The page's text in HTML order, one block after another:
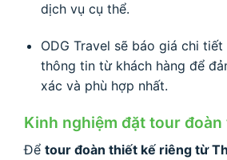
dịch vụ cụ thể.
ODG Travel sẽ báo giá chi
thông tin từ khách hàng để
xác và phù hợp nhất.
Kinh nghiệm đặt tour
Để tour đoàn thiết kế riêng từ